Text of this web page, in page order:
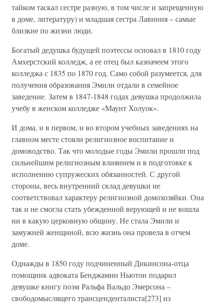
тайком таскал сестре разную, в том числе и запрещенную
в доме, литературу) и младшая сестра Лавиния – самые
близкие по жизни люди.
Богатый дедушка будущей поэтессы основал в 1810 году
Амхерстский колледж, а ее отец был казначеем этого
колледжа с 1835 по 1870 год. Само собой разумеется, для
получения образования Эмили отдали в семейное
заведение. Затем в 1847-1848 годах девушка продолжила
учебу в женском колледже «Маунт Холуок».
И дома, и в первом, и во втором учебных заведениях на
главном месте стояли религиозное воспитание и
домоводство. Так что молодые годы Эмили прошли под
сильнейшим религиозным влиянием и в подготовке к
исполнению супружеских обязанностей. С другой
стороны, весь внутренний склад девушки не
соответствовал характеру религиозной домохозяйки. Она
так и не смогла стать убежденной верующей и не вошла
ни в какую церковную общину. Не стала Эмили и
замужней женщиной, всю жизнь она провела в отчем
доме.
Однажды в 1850 году подчиненный Дикинсона-отца
помощник адвоката Бенджамин Ньютон подарил
девушке книгу поэм Ральфа Вальдо Эмерсона –
свободомыслящего трансценденталиста[273] из